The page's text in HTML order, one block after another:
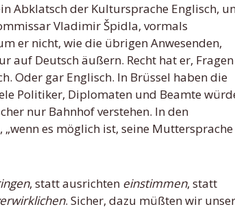
Abklatsch der Kultursprache Englisch,
Vladimir Špidla, vormals
er nicht, wie die übrigen Anwesenden,
auf Deutsch äußern. Recht hat er, Fragen
Oder gar Englisch. In Brüssel haben die
Politiker, Diplomaten und Beamte
nur Bahnhof verstehen. In den
es möglich ist, seine Muttersprache
, statt ausrichten einstimmen, statt
. Sicher, dazu müßten wir